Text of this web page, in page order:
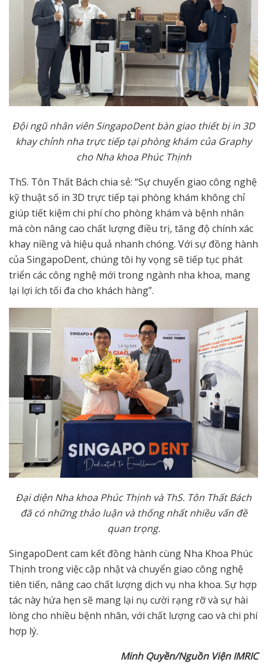
Đội ngũ nhân viên SingapoDent bàn giao thiết bị in 3D
khay chỉnh nha trực tiếp tại phòng khám của Graphy
cho Nha khoa Phúc Thịnh
ThS. Tôn Thất Bách chia sẻ: “Sự chuyển giao công nghệ
kỹ thuật số in 3D trực tiếp tại phòng khám không chỉ
giúp tiết kiệm chi phí cho phòng khám và bệnh nhân
mà còn nâng cao chất lượng điều trị, tăng độ chính xác
khay niềng và hiệu quả nhanh chóng. Với sự đồng hành
của SingapoDent, chúng tôi hy vọng sẽ tiếp tục phát
triển các công nghệ mới trong ngành nha khoa, mang
lại lợi ích tối đa cho khách hàng”.
Đại diện Nha khoa Phúc Thịnh và ThS. Tôn Thất Bách
đã có những thảo luận và thống nhất nhiều vấn đề
quan trọng.
SingapoDent cam kết đồng hành cùng Nha Khoa Phúc
Thịnh trong việc cập nhật và chuyển giao công nghệ
tiên tiến, nâng cao chất lượng dịch vụ nha khoa. Sự hợp
tác này hứa hẹn sẽ mang lại nụ cười rạng rỡ và sự hài
lòng cho nhiều bệnh nhân, với chất lượng cao và chi phí
hợp lý.
Minh Quyền/Nguồn Viện IMRIC